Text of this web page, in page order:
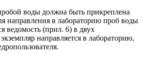
воды должна быть прикреплена
направления в лабораторию проб воды
ведомость (прил. 6) в двух
направляется в лабораторию,